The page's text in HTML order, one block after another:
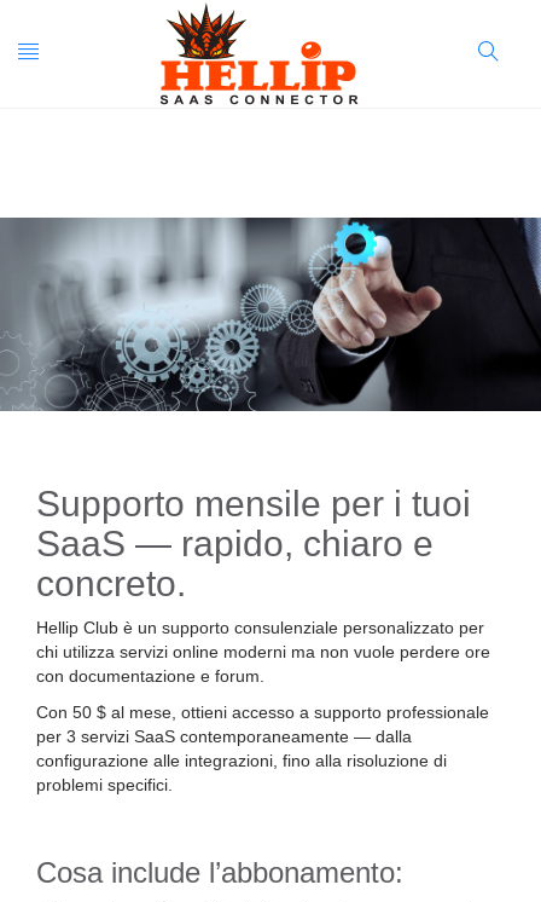
Toggle Search
Supporto mensile per i tuoi
SaaS — rapido, chiaro e
concreto.
Hellip Club è un supporto consulenziale personalizzato per
chi utilizza servizi online moderni ma non vuole perdere ore
con documentazione e forum.
Con 50 $ al mese, ottieni accesso a supporto professionale
per 3 servizi SaaS contemporaneamente — dalla
configurazione alle integrazioni, fino alla risoluzione di
problemi specifici.
Cosa include l’abbonamento: